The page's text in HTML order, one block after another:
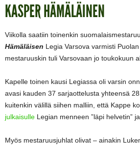
KASPER HÄMÄLÄINEN
Viikolla saatiin toinenkin
Hämäläisen Legia Varsova varmisti
mestaruuskin tuli Varsovaan jo toukokuun
Kapelle toinen kausi Legiassa oli varsin
avasi kauden 37 sarjaottelusta yhteensä
kuitenkin välillä siihen malliin, että Kappe
julkaisulle Legian menneen ”läpi helvetin”
Myös mestaruusjuhlat olivat – ainakin